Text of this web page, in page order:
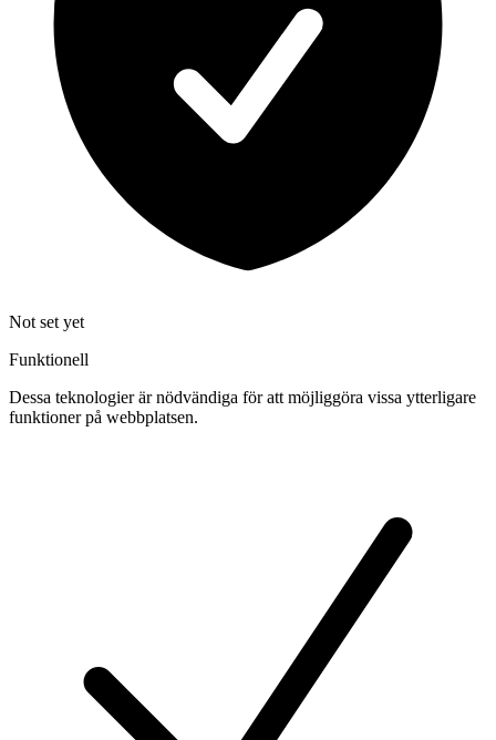
Not set yet
Funktionell
Dessa teknologier är nödvändiga för att möjliggöra vissa ytterligare
funktioner på webbplatsen.